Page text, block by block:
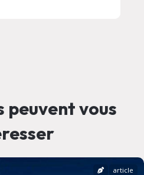
peuvent vous
article